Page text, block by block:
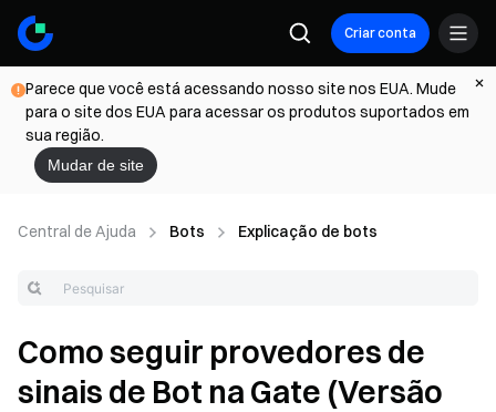
Criar conta
Parece que você está acessando nosso site nos EUA. Mude
para o site dos EUA para acessar os produtos suportados em
sua região.
Mudar de site
Central de Ajuda Bots Explicação de bots
Como seguir provedores de
sinais de Bot na Gate (Versão